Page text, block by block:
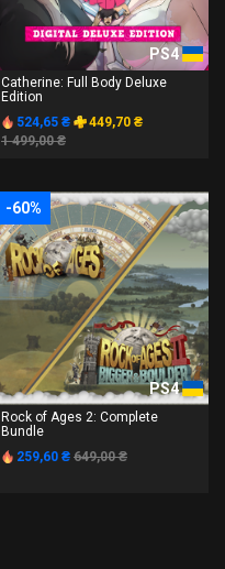
PS4
Catherine: Full Body Deluxe
Edition
524,65 ₴
449,70 ₴
1 499,00 ₴
-60%
PS4
Rock of Ages 2: Complete
Bundle
259,60 ₴ 649,00 ₴